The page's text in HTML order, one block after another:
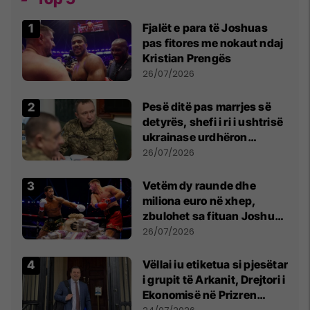
Fjalët e para të Joshuas
pas fitores me nokaut ndaj
Kristian Prengës
26/07/2026
Pesë ditë pas marrjes së
detyrës, shefi i ri i ushtrisë
ukrainase urdhëron
kontroll të madh
26/07/2026
Vetëm dy raunde dhe
miliona euro në xhep,
zbulohet sa fituan Joshua
e Prenga
26/07/2026
Vëllai iu etiketua si pjesëtar
i grupit të Arkanit, Drejtori i
Ekonomisë në Prizren